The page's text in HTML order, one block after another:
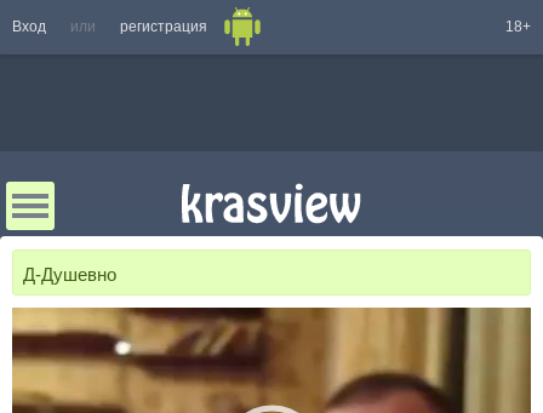
Вход или регистрация 18+
Д-Душевно